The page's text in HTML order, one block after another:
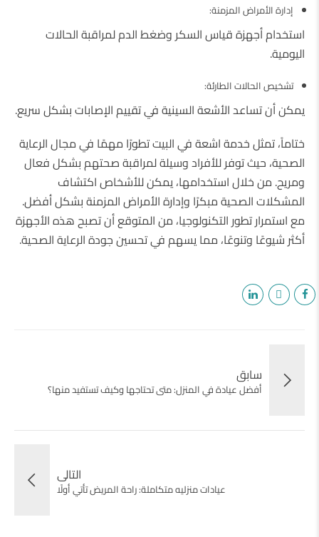
إدارة الأمراض المزمنة:
استخدام أجهزة قياس السكر وضغط الدم لمراقبة الحالات
اليومية.
تشخيص الحالات الطارئة:
يمكن أن تساعد الأشعة السينية في تقييم الإصابات بشكل سريع.
ختاماً، تمثل خدمة اشعة في البيت تطورًا مهمًا في مجال الرعاية
الصحية، حيث توفر للأفراد وسيلة لمراقبة صحتهم بشكل فعال
ومريح. من خلال استخدامها، يمكن للأشخاص اكتشاف
المشكلات الصحية مبكرًا وإدارة الأمراض المزمنة بشكل أفضل.
مع استمرار تطور التكنولوجيا، من المتوقع أن تصبح هذه الأجهزة
أكثر شيوعًا وتنوعًا، مما يسهم في تحسين جودة الرعاية الصحية.
سابق
أفضل عيادة في المنزل: متى تحتاجها وكيف تستفيد منها؟
التالى
عيادات منزليه متكاملة: راحة المريض تأتي أولًا